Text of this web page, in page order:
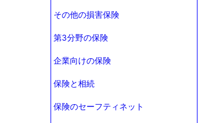
その他の損害保険
第3分野の保険
企業向けの保険
保険と相続
保険のセーフティネット